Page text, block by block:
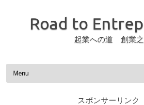
Road to
起業への道 創業
Skip to
スポンサーリンク